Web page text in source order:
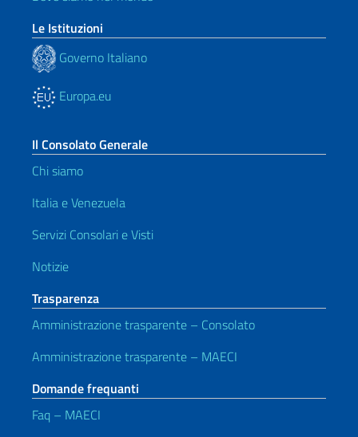
Le Istituzioni
Governo Italiano
Europa.eu
Il Consolato Generale
Chi siamo
Italia e Venezuela
Servizi Consolari e Visti
Notizie
Trasparenza
Amministrazione trasparente – Consolato
Amministrazione trasparente – MAECI
Domande frequanti
Faq – MAECI